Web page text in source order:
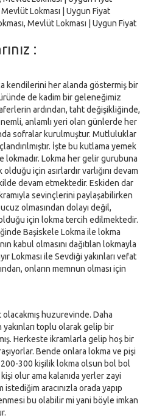
Mevlüt Lokması | Uygun Fiyat
Mevlüt Lokması | Uygun Fiyat
:
kendilerini her alanda göstermiş bir
de kadim bir geleneğimiz
ardından, taht değişikliğinde,
anlamlı yeri olan günlerde her
sofralar kurulmuştur. Mutluluklar
İşte bu kutlama yemek
lokmadır. Lokma her gelir gurubuna
için asırlardır varlığını devam
devam etmektedir. Eskiden dar
sevinçlerini paylaşabilirken
olmasından dolayı değil,
için lokma tercih edilmektedir.
Başiskele Lokma ile lokma
kabul olmasını dağıtılan lokmayla
Lokması ile Sevdiği yakınları vefat
onların memnun olması için
huzurevinde. Daha
toplu olarak gelip bir
Herkeste ikramlarla gelip hoş bir
Bende onlara lokma ve pişi
300 kişilik lokma olsun bol bol
olur ama kalanıda yerler zayi
istediğim aracınızla orada yapıp
bu olabilir mi yani böyle imkan